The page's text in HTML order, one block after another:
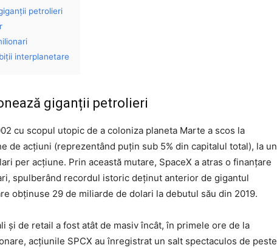
petrolieri
interplanetare
giganții petrolieri
cu scopul utopic de a coloniza planeta Marte a scos la
de acțiuni (reprezentând puțin sub 5% din capitalul total), la un
per acțiune. Prin această mutare, SpaceX a atras o finanțare
spulberând recordul istoric deținut anterior de gigantul
obținuse 29 de miliarde de dolari la debutul său din 2019.
de retail a fost atât de masiv încât, în primele ore de la
acțiunile SPCX au înregistrat un salt spectaculos de peste